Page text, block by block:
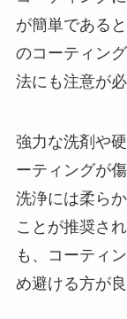
が簡単である
のコーティン
法にも注意が必
強力な洗剤や
ーティングが
洗浄には柔ら
ことが推奨さ
も、コーティ
め避ける方が